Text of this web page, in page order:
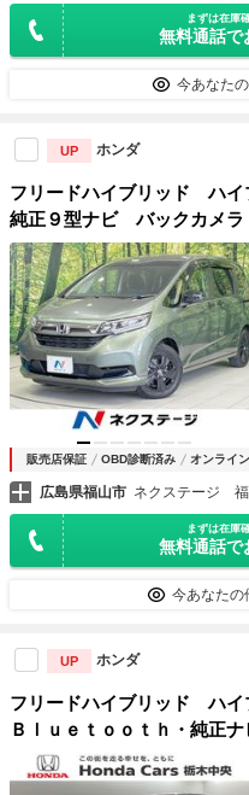
まずは在庫
無料通話で
今あなた
UP ホンダ
フリードハイブリッド ハ
純正９型ナビ バックカメ
ダークルーズ 禁煙車 スマ
ＬＥＤヘッド ＥＴＣ 車線
ン Ｂｌｕｅｔｏｏｔｈ
販売店保証 OBD診断済み オンライ
広島県福山市 ネクステージ
まずは在庫
無料通話で
今あなたの
UP ホンダ
フリードハイブリッド ハ
Ｂｌｕｅｔｏｏｔｈ・純正
センシング・禁煙車・ワン
ク・シートヒーター・両側